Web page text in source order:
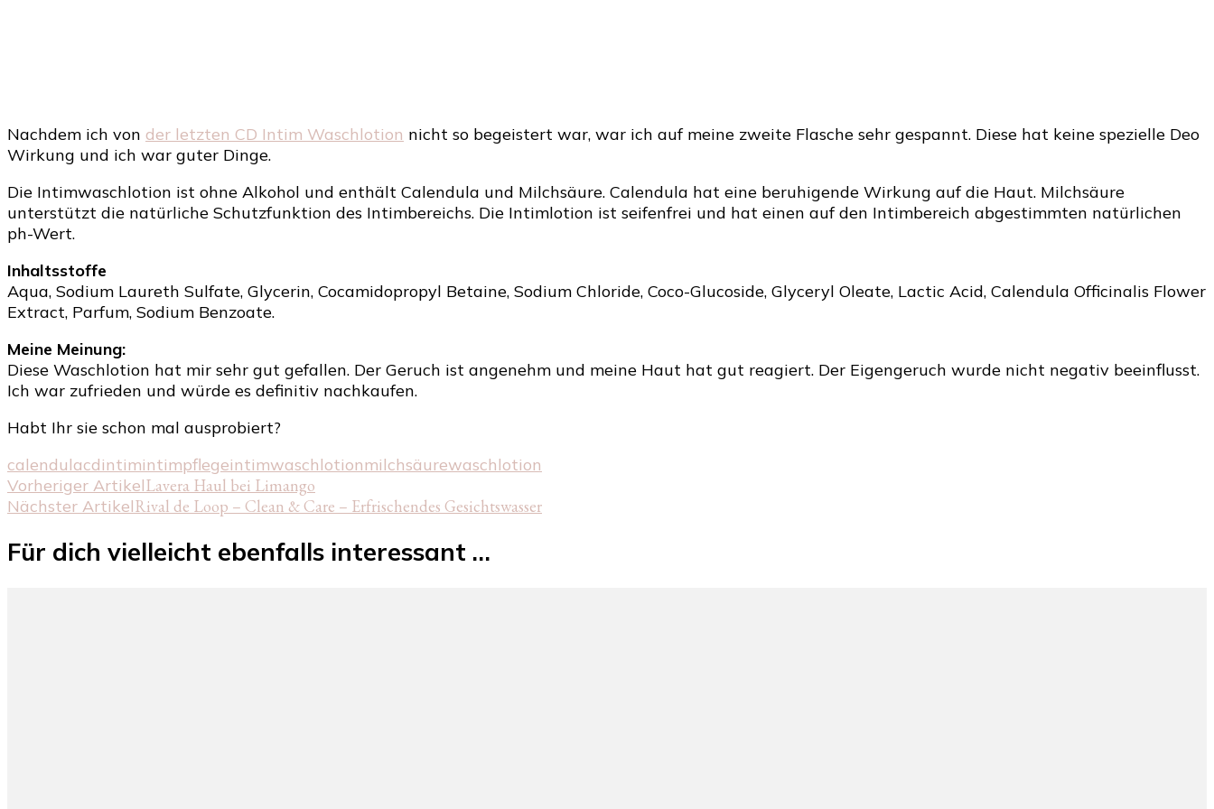
Nachdem ich von der letzten CD Intim Waschlotion nicht so begeistert war, war ich auf meine zweite Flasche sehr gespannt. Diese hat keine spezielle Deo
Wirkung und ich war guter Dinge.
Die Intimwaschlotion ist ohne Alkohol und enthält Calendula und Milchsäure. Calendula hat eine beruhigende Wirkung auf die Haut. Milchsäure
unterstützt die natürliche Schutzfunktion des Intimbereichs. Die Intimlotion ist seifenfrei und hat einen auf den Intimbereich abgestimmten natürlichen
ph-Wert.
Inhaltsstoffe
Aqua, Sodium Laureth Sulfate, Glycerin, Cocamidopropyl Betaine, Sodium Chloride, Coco-Glucoside, Glyceryl Oleate, Lactic Acid, Calendula Officinalis Flower
Extract, Parfum, Sodium Benzoate.
Meine Meinung:
Diese Waschlotion hat mir sehr gut gefallen. Der Geruch ist angenehm und meine Haut hat gut reagiert. Der Eigengeruch wurde nicht negativ beeinflusst.
Ich war zufrieden und würde es definitiv nachkaufen.
Habt Ihr sie schon mal ausprobiert?
calendulacdintimintimpflegeintimwaschlotionmilchsäurewaschlotion
Beitragsnavigation
Vorheriger ArtikelLavera Haul bei Limango
Nächster ArtikelRival de Loop – Clean & Care – Erfrischendes Gesichtswasser
Für dich vielleicht ebenfalls interessant …